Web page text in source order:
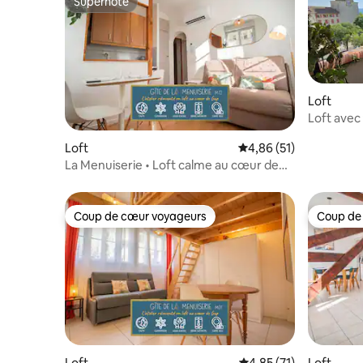
Superhôte
Loft Évaluation moyenne
4,86 (51)
La Menuiserie • Loft calme au cœur de
Loft
Loft avec
Coup de cœur voyageurs
Coup de cœur voyageurs Coup
Coup